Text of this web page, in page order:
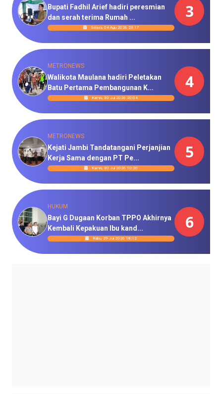
Bupati Fadhil Arief hadiri peresmian
dan serah terima Rumah ...
Selasa, 04 Agu 2026 23:17
3
METRONEWS
Walikota Maulana hadiri Peletakan
Batu Pertama Pembangunan K...
Kamis, 30 Jul 2026 20:04
4
METRONEWS
Kejati Jambi Tandatangani Perjanjian
Kerja Sama dengan PT Pe...
Kamis, 30 Jul 2026 10:20
5
HUKUM
Bayi G Dugaan Korban TPPO Akhirnya
Kembali Kepakuan Ibu kand...
Rabu, 29 Jul 2026 18:12
6